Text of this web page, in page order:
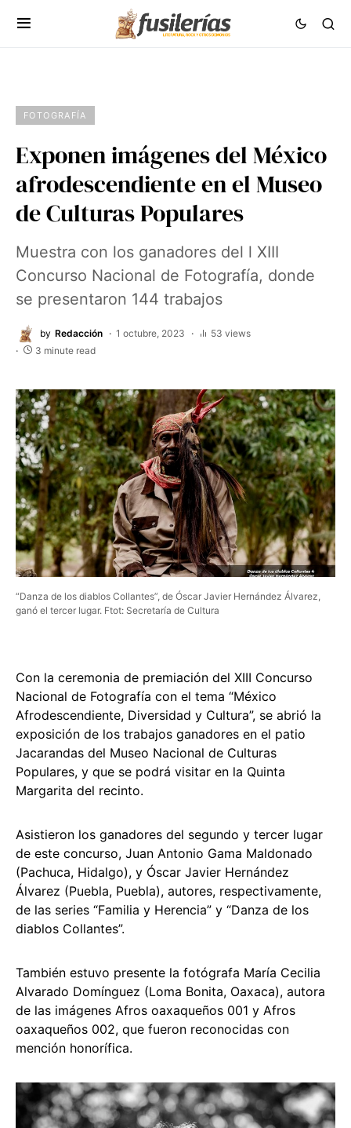
FOTOGRAFÍA
Exponen imágenes del México
afrodescendiente en el Museo
de Culturas Populares
Muestra con los ganadores del l XIII
Concurso Nacional de Fotografía, donde
se presentaron 144 trabajos
by Redacción 1 octubre, 2023
53 views
3 minute read
“Danza de los diablos Collantes”, de Óscar Javier Hernández Álvarez,
ganó el tercer lugar. Ftot: Secretaría de Cultura
Con la ceremonia de premiación del XIII Concurso
Nacional de Fotografía con el tema “México
Afrodescendiente, Diversidad y Cultura”, se abrió la
exposición de los trabajos ganadores en el patio
Jacarandas del Museo Nacional de Culturas
Populares, y que se podrá visitar en la Quinta
Margarita del recinto.
Asistieron los ganadores del segundo y tercer lugar
de este concurso, Juan Antonio Gama Maldonado
(Pachuca, Hidalgo), y Óscar Javier Hernández
Álvarez (Puebla, Puebla), autores, respectivamente,
de las series “Familia y Herencia” y “Danza de los
diablos Collantes”.
También estuvo presente la fotógrafa María Cecilia
Alvarado Domínguez (Loma Bonita, Oaxaca), autora
de las imágenes Afros oaxaqueños 001 y Afros
oaxaqueños 002, que fueron reconocidas con
mención honorífica.